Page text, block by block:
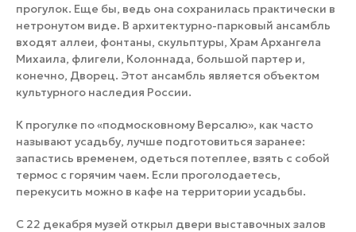
прогулок. Еще бы, ведь она сохранилась практически в
нетронутом виде. В архитектурно-парковый ансамбль
входят аллеи, фонтаны, скульптуры, Храм Архангела
Михаила, флигели, Колоннада, большой партер и,
конечно, Дворец. Этот ансамбль является объектом
культурного наследия России.
К прогулке по «подмосковному Версалю», как часто
называют усадьбу, лучше подготовиться заранее:
запастись временем, одеться потеплее, взять с собой
термос с горячим чаем. Если проголодаетесь,
перекусить можно в кафе на территории усадьбы.
С 22 декабря музей открыл двери выставочных залов